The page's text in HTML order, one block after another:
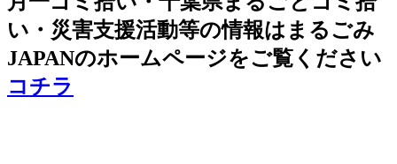
い・災害支援活動等の情報はまるごみ
JAPANのホームページをご覧ください
コチラ